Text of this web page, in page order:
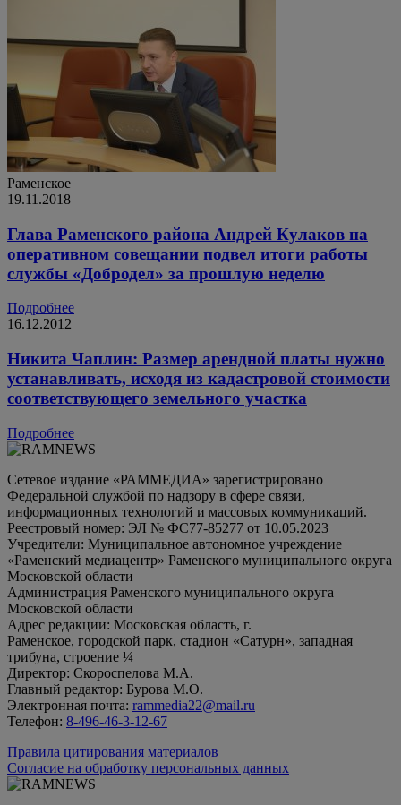
Раменское
19.11.2018
Глава Раменского района Андрей Кулаков на
оперативном совещании подвел итоги работы
службы «Добродел» за прошлую неделю
Подробнее
16.12.2012
Никита Чаплин: Размер арендной платы нужно
устанавливать, исходя из кадастровой стоимости
соответствующего земельного участка
Подробнее
Сетевое издание «РАММЕДИА» зарегистрировано
Федеральной службой по надзору в сфере связи,
информационных технологий и массовых коммуникаций.
Реестровый номер: ЭЛ № ФС77-85277 от 10.05.2023
Учредители: Муниципальное автономное учреждение
«Раменский медиацентр» Раменского муниципального округа
Московской области
Администрация Раменского муниципального округа
Московской области
Адрес редакции: Московская область, г.
Раменское, городской парк, стадион «Сатурн», западная
трибуна, строение ¼
Директор: Скороспелова М.А.
Главный редактор: Бурова М.О.
Электронная почта: rammedia22@mail.ru
Телефон: 8-496-46-3-12-67
Правила цитирования материалов
Согласие на обработку персональных данных